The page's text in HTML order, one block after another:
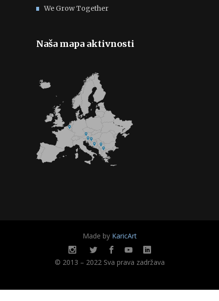
We Grow Together
Naša mapa aktivnosti
Made by KaricArt
© 2013 – 2022 Sva prava zadržava